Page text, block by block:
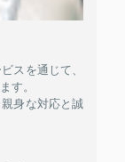
スを通じて、
す。
身な対応と誠